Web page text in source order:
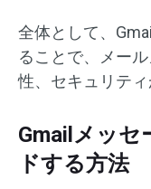
全体として、
ることで、メー
性、セキュリティ
Gmailメッセ
ドする方法